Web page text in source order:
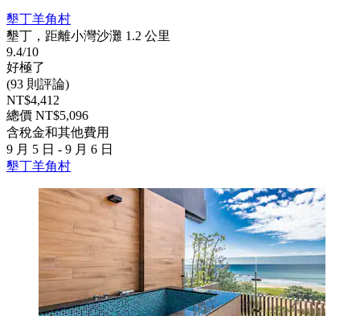
墾丁羊角村
墾丁，距離小灣沙灘 1.2 公里
9.4/10
好極了
(93 則評論)
NT$4,412
總價 NT$5,096
含稅金和其他費用
9 月 5 日 - 9 月 6 日
墾丁羊角村